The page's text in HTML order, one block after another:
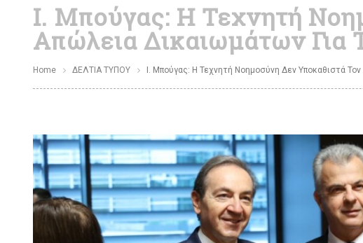
Ι. Μπούγας: Η Τεχνητή
Απώλεια Δικαιωμάτων Για
Home ΔΕΛΤΙΑ ΤΥΠΟΥ Ι. Μπούγας: Η Τεχνητή Νοημοσύνη Δεν Υποκαθιστά